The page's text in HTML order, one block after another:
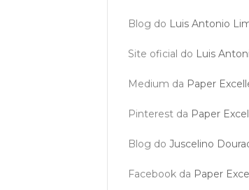
Blog do Luis Antonio
Site oficial do Luis
Medium da Paper
Pinterest da Paper
Blog do Juscelino
Facebook da Paper